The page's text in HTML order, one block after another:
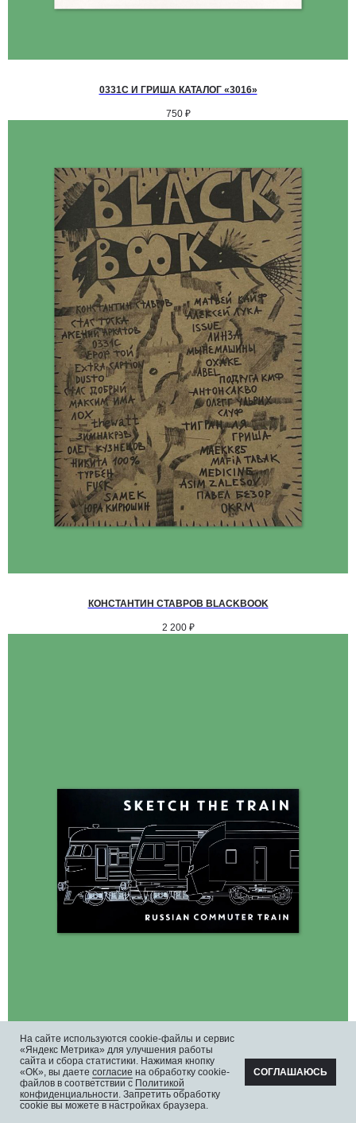
0331C И ГРИША КАТАЛОГ «3016»
750 ₽
КОНСТАНТИН СТАВРОВ BLACKBOOK
2 200 ₽
ОГРН: 1157847294770, КОНТАКТНЫЙ ТЕЛЕФОН: +79117796395,
ПОЧТА: SHOP@STREET-ART-STORAGE.COM
САНКТ-ПЕТЕРБУРГ, СЕВКАБЕЛЬ ПОРТ
КОЖЕВЕННАЯ УЛИЦА, 40Е
2-Й ЭТАЖ, ДОМОФОН 19#
ВКОНТАКТЕ↗ИТЕЛЕГРАМ↗
INFO@STREET-ART-STORAGE.COM,
PR@STREET-ART-STORAGE.COM
ДЛЯ ЗАПИСИ НА ЭКСКУРСИИ:+7 921 433-35-93
ПО ВОПРОСАМ ПРИОБРЕТЕНИЯ ИСКУССТВА:
+7 911 779-63-95
На сайте используются cookie-файлы и сервис
«Яндекс Метрика» для улучшения работы
сайта и сбора статистики. Нажимая кнопку
«ОК», вы даете согласие на обработку cookie-
файлов в соответствии с Политикой
конфиденциальности. Запретить обработку
cookie вы можете в настройках браузера.
СОГЛАШАЮСЬ